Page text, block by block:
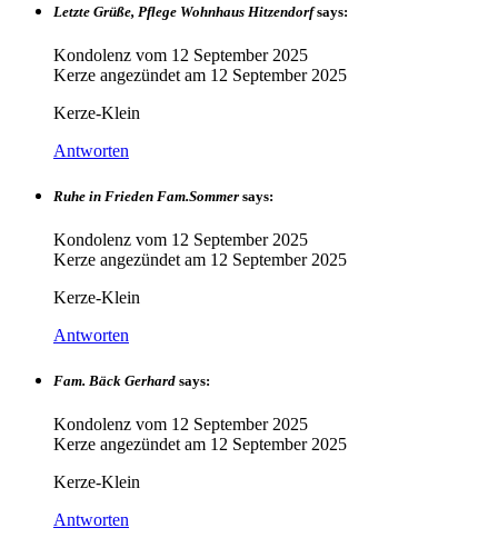
Letzte Grüße, Pflege Wohnhaus Hitzendorf says:
Kondolenz vom 12 September 2025
Kerze angezündet am 12 September 2025
Kerze-Klein
Antworten
Ruhe in Frieden Fam.Sommer says:
Kondolenz vom 12 September 2025
Kerze angezündet am 12 September 2025
Kerze-Klein
Antworten
Fam. Bäck Gerhard says:
Kondolenz vom 12 September 2025
Kerze angezündet am 12 September 2025
Kerze-Klein
Antworten